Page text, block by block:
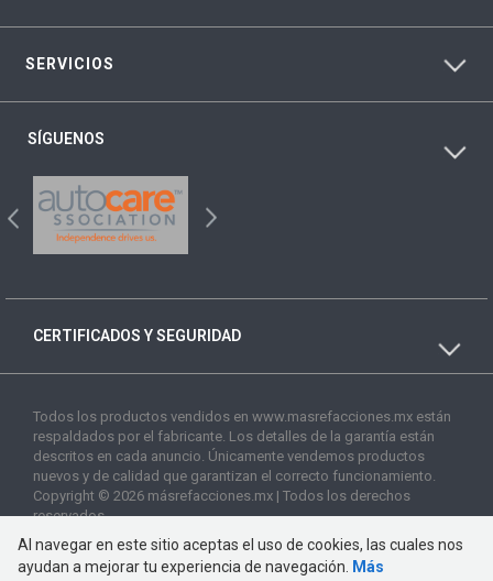
SERVICIOS
SÍGUENOS
CERTIFICADOS Y SEGURIDAD
Todos los productos vendidos en www.masrefacciones.mx están
respaldados por el fabricante. Los detalles de la garantía están
descritos en cada anuncio. Únicamente vendemos productos
nuevos y de calidad que garantizan el correcto funcionamiento.
Copyright © 2026 másrefacciones.mx | Todos los derechos
reservados
Al navegar en este sitio aceptas el uso de cookies, las cuales nos
ayudan a mejorar tu experiencia de navegación.
Más